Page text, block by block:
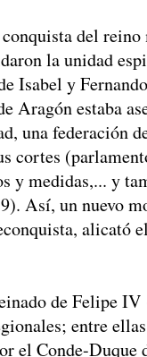
del reino
la unidad
Isabel y
Aragón estaba
una federación
cortes
y medidas,... y
Así, un nuevo
alicató
de Felipe
entre
el Conde-